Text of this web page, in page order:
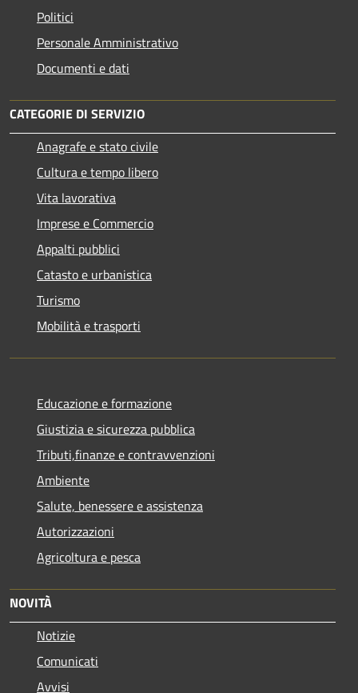
Politici
Personale Amministrativo
Documenti e dati
CATEGORIE DI SERVIZIO
Anagrafe e stato civile
Cultura e tempo libero
Vita lavorativa
Imprese e Commercio
Appalti pubblici
Catasto e urbanistica
Turismo
Mobilità e trasporti
Educazione e formazione
Giustizia e sicurezza pubblica
Tributi,finanze e contravvenzioni
Ambiente
Salute, benessere e assistenza
Autorizzazioni
Agricoltura e pesca
NOVITÀ
Notizie
Comunicati
Avvisi